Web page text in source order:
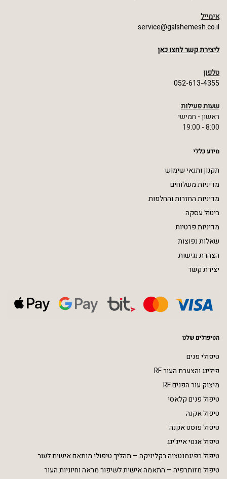
אימייל
service@galshemesh.co.il
ליצירת קשר לחצו כאן
טלפון
052-613-4355
שעות פעילות
ראשון - חמישי
8:00 - 19:00
מידע כללי
תקנון ותנאי שימוש
מדיניות משלוחים
מדיניות החזרות והחלפות
ביטול עסקה
מדיניות פרטיות
שאלות נפוצות
הצהרת נגישות
יצירת קשר
הטיפולים שלנו
טיפולי פנים
פילינג והצערת העור RF
מיצוק עור הפנים RF
טיפול פנים קלאסי
טיפול אקנה
טיפול פוסט אקנה
טיפול אנטי אייג’ינג
טיפול בפיגמנטציה בקליניקה – תהליך טיפולי מותאם אישית לעור
טיפול מזותרפיה – התאמה אישית לשיפור מראה וחיוניות העור